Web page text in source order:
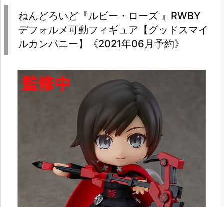
ねんどろいど『ルビー・ローズ 』RWBY
デフォルメ可動フィギュア【グッドスマイ
ルカンパニー】《2021年06月予約》